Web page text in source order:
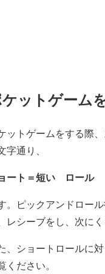
ットゲーム
ットゲームをする際
字通り、
ート＝短い ロール
。ピックアンドロー
レシーブをし、次に
、ショートロールに
ください。